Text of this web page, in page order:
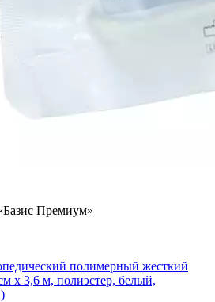
Премиум»
полимерный жесткий
х 3,6 м, полиэстер, белый,